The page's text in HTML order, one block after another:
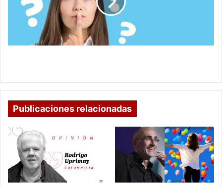
CONSEJO
MATERIA
PENSIONAL
Publicaciones relacionadas